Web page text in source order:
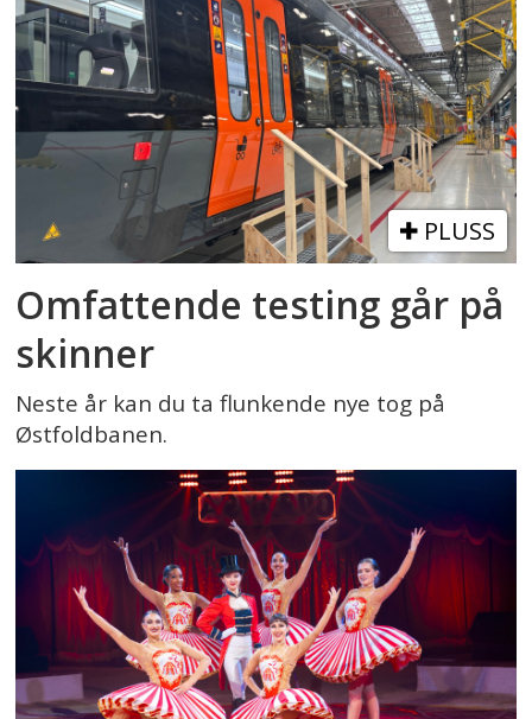
PLUSS
Omfattende testing går på
skinner
Neste år kan du ta flunkende nye tog på
Østfoldbanen.